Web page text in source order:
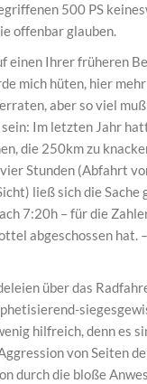
500 PS
offenbar glauben.
einen Ihrer früheren
mich hüten, hier
aber so viel
Im letzten Jahr
die 250km zu
Stunden (Abfahrt
ließ sich die Sache
7:20h – für die
abgeschossen hat.
über das
hilfreich, denn es
von Seiten
durch die bloße